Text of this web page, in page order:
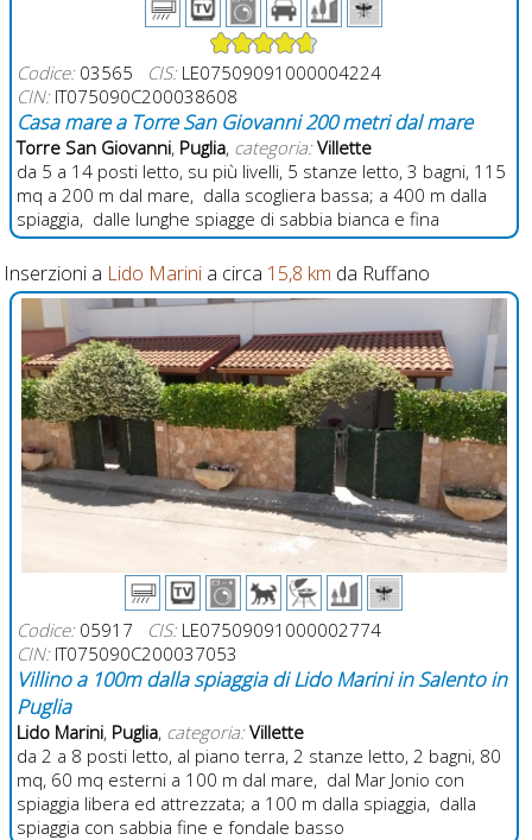
Codice:03565 CIS:LE07509091000004224
CIN:IT075090C200038608
Casa mare a Torre San Giovanni 200 metri dal mare
Torre San Giovanni, Puglia, categoria: Villette
da 5 a 14 posti letto, su più livelli, 5 stanze letto, 3 bagni, 115
mq a 200 m dal mare, dalla scogliera bassa; a 400 m dalla
spiaggia, dalle lunghe spiagge di sabbia bianca e fina
Inserzioni a Lido Marinia circa 15,8 km da Ruffano
Codice:05917 CIS:LE07509091000002774
CIN:IT075090C200037053
Villino a 100m dalla spiaggia di Lido Marini in Salento in
Puglia
Lido Marini, Puglia, categoria: Villette
da 2 a 8 posti letto, al piano terra, 2 stanze letto, 2 bagni, 80
mq, 60 mq esterni a 100 m dal mare, dal Mar Jonio con
spiaggia libera ed attrezzata; a 100 m dalla spiaggia, dalla
spiaggia con sabbia fine e fondale basso